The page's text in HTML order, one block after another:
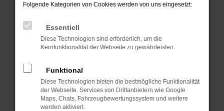
Prüfe deine Browsererweiterungen.
können das Laden bestimmter Seiten
verhindern. Funktioniert die Seite in einem
anderen Browser oder in einem privaten
Starte dein Gerät neu.
Das kann manchmal helfen, vorübergehende
Probleme zu beheben.
Folgende Kategorien von Cookies werden von uns eingesetzt:
Essentiell
Diese Technologien sind erforderlich, um die
Kernfunktionalität der Webseite zu gewährleisten.
Funktional
Diese Technologien bieten die bestmögliche Funktionalität
der Webseite. Services von Drittanbietern wie Google
Maps, Chats, Fahrzeugbewertungssystem und weitere
werden aktiviert.